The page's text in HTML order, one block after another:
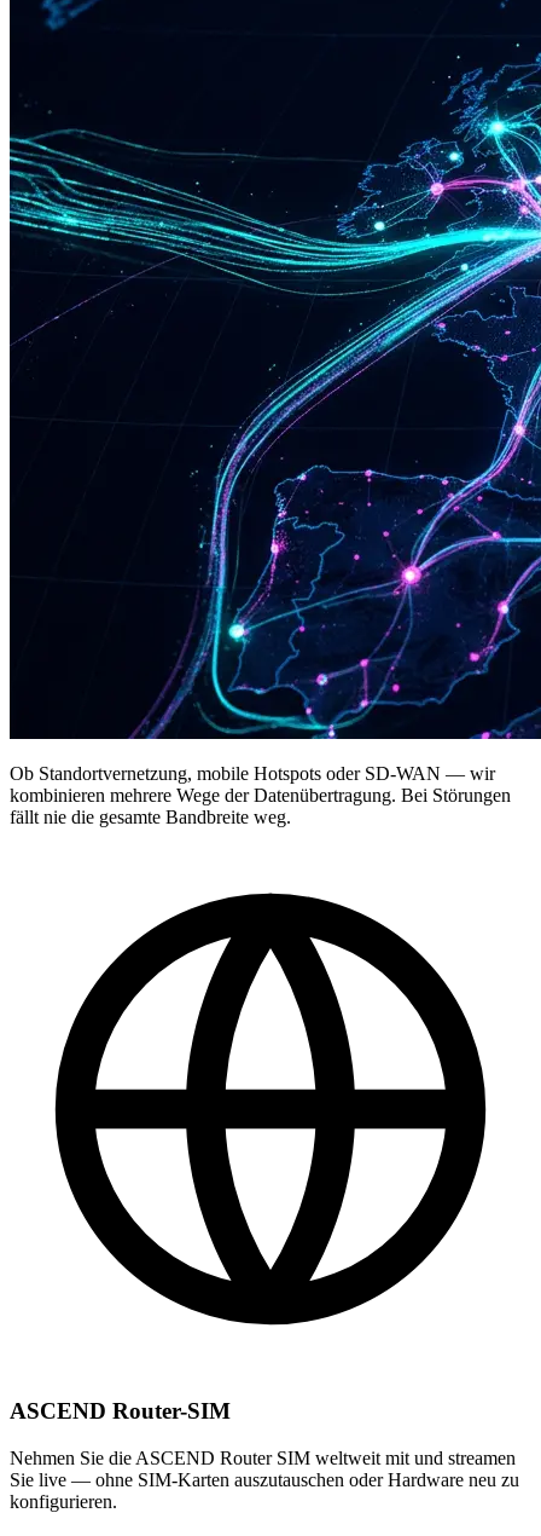
Ob Standortvernetzung, mobile Hotspots oder SD-WAN — wir
kombinieren mehrere Wege der Datenübertragung. Bei Störungen
fällt nie die gesamte Bandbreite weg.
ASCEND Router-SIM
Nehmen Sie die ASCEND Router SIM weltweit mit und streamen
Sie live — ohne SIM-Karten auszutauschen oder Hardware neu zu
konfigurieren.